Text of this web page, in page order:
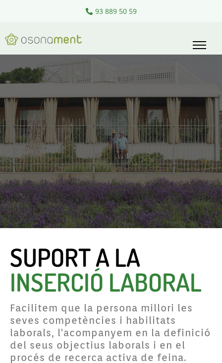
93 889 50 59
SUPORT A LA
INSERCIÓ LABORAL
Facilitem que la persona millori les
seves competències i habilitats
laborals, l'acompanyem en la definició
del seus objectius laborals i en el
procés de recerca activa de feina.